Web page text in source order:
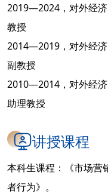
2019—2024，对外经济
教授
2014—2019，对外经济
副教授
2010—2014，对外经济
助理教授
讲授课程
本科生课程：《市场营
者行为》。